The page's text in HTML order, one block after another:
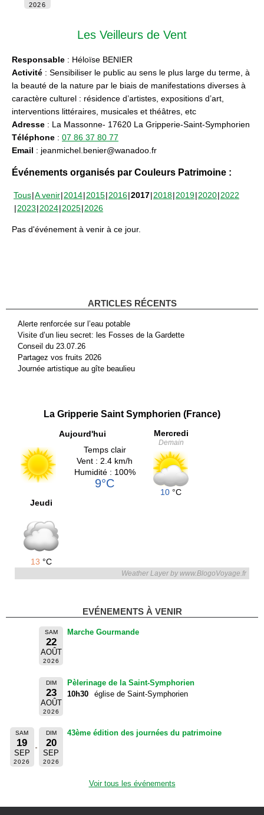
2026
Les Veilleurs de Vent
Responsable : Héloïse BENIER
Activité : Sensibiliser le public au sens le plus large du terme, à
la beauté de la nature par le biais de manifestations diverses à
caractère culturel : résidence d’artistes, expositions d’art,
interventions littéraires, musicales et théâtres, etc
Adresse : La Massonne- 17620 La Gripperie-Saint-Symphorien
Téléphone : 07 86 37 80 77
Email : jeanmichel.benier@wanadoo.fr
Événements organisés par Couleurs Patrimoine :
Tous A venir 2014 2015 2016 2017 2018 2019 2020 2022
2023 2024 2025 2026
Pas d'événement à venir à ce jour.
ARTICLES RÉCENTS
Alerte renforcée sur l’eau potable
Visite d’un lieu secret: les Fosses de la Gardette
Conseil du 23.07.26
Partagez vos fruits 2026
Journée artistique au gîte beaulieu
La Gripperie Saint Symphorien (France)
Aujourd'hui
Temps clair
Vent : 2.4 km/h
Humidité : 100%
9°C
Mercredi
Demain
10 °C
Jeudi
13 °C
Weather Layer by www.BlogoVoyage.fr
EVÉNEMENTS À VENIR
SAM
22
AOÛT
2026
Marche Gourmande
DIM
23
AOÛT
2026
Pèlerinage de la Saint-Symphorien
10h30
église de Saint-Symphorien
SAM
19
SEP
2026
DIM
20
SEP
2026
43ème édition des journées du patrimoine
Voir tous les événements